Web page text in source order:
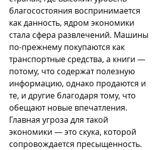
благосостояния воспринимается
как данность, ядром экономики
стала сфера развлечений. Машины
по-прежнему покупаются как
транспортные средства, а книги —
потому, что содержат полезную
информацию, однако продаются и
те, и другие благодаря тому, что
обещают новые впечатления.
Главная угроза для такой
экономики — это скука, которой
сопровождается пресыщенность.